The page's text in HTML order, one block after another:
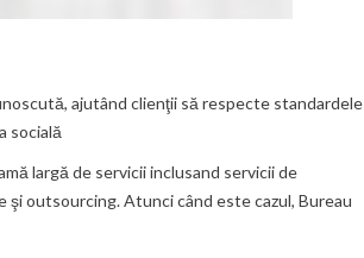
ajutând clienţii să respecte standardele
socială
largă de servicii inclusand servicii de
outsourcing. Atunci când este cazul, Bureau